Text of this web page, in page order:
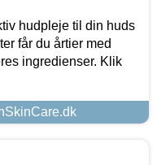
hudpleje til din huds
får du årtier med
ingredienser. Klik